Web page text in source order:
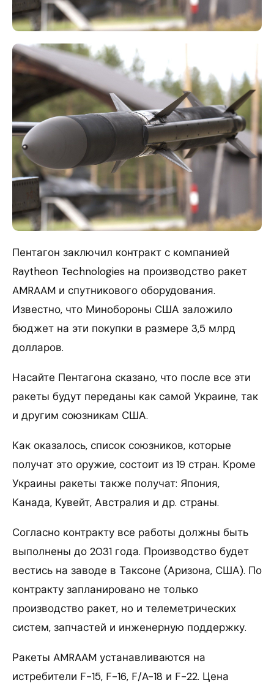
Пентагон заключил контракт с компанией
Raytheon Technologies на производство ракет
AMRAAM и спутникового оборудования.
Известно, что Минобороны США заложило
бюджет на эти покупки в размере 3,5 млрд
долларов.
Насайте Пентагона сказано, что после все эти
ракеты будут переданы как самой Украине, так
и другим союзникам США.
Как оказалось, список союзников, которые
получат это оружие, состоит из 19 стран. Кроме
Украины ракеты также получат: Япония,
Канада, Кувейт, Австралия и др. страны.
Согласно контракту все работы должны быть
выполнены до 2031 года. Производство будет
вестись на заводе в Таксоне (Аризона, США). По
контракту запланировано не только
производство ракет, но и телеметрических
систем, запчастей и инженерную поддержку.
Ракеты AMRAAM устанавливаются на
истребители F-15, F-16, F/A-18 и F-22. Цена